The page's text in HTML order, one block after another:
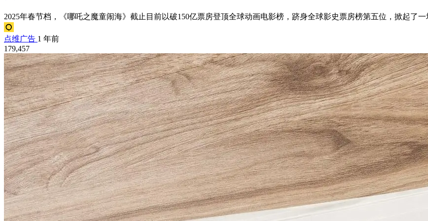
2025年春节档，《哪吒之魔童闹海》截止目前以破150亿票房登顶全球动画电影榜，跻身全球影史票房榜第五位，掀起了
点维广告 1 年前
179,457